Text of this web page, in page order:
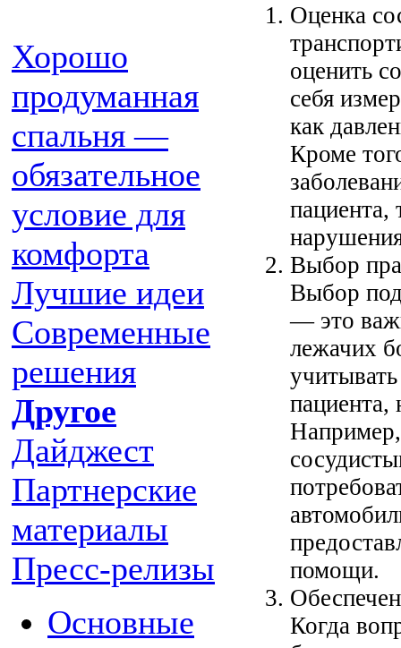
Хорошо
продуманная
спальня —
обязательное
условие для
комфорта
Лучшие идеи
Современные
решения
Другое
Дайджест
Партнерские
материалы
Пресс-релизы
Основные
Оценка
оценить
себя
как
Кроме
пациента,
Выбор
Выбор
— это
лежачих
Например,
помощи.
Когда